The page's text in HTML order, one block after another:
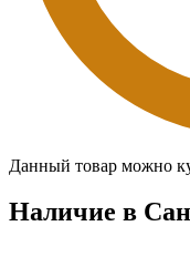
Данный товар можно
Наличие в